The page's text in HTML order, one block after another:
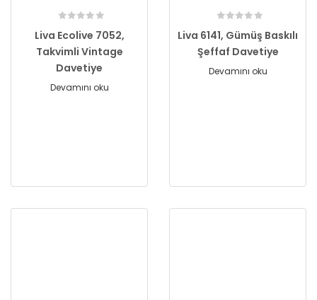
Liva Ecolive 7052,
Takvimli Vintage
Davetiye
Devamını oku
Liva 6141, Gümüş Baskılı
Şeffaf Davetiye
Devamını oku